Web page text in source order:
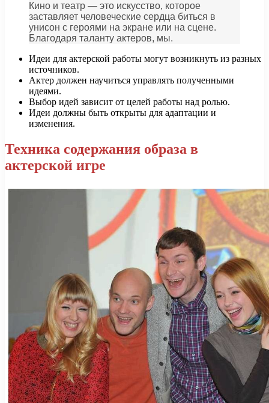
Кино и театр — это искусство, которое
заставляет человеческие сердца биться в
унисон с героями на экране или на сцене.
Благодаря таланту актеров, мы.
Идеи для актерской работы могут возникнуть из разных
источников.
Актер должен научиться управлять полученными
идеями.
Выбор идей зависит от целей работы над ролью.
Идеи должны быть открыты для адаптации и
изменения.
Техника содержания образа в
актерской игре